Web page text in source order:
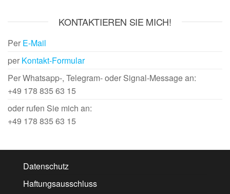
KONTAKTIEREN SIE MICH!
Per E-Mail
per Kontakt-Formular
Per Whatsapp-, Telegram- oder Signal-Message an:
+49 178 835 63 15
oder rufen Sie mich an:
+49 178 835 63 15
Datenschutz
Haftungsausschluss